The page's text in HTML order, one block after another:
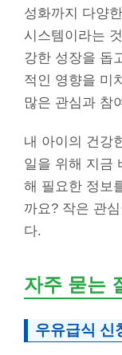
성화까지 다양
시스템이라는
강한 성장을 돕
적인 영향을 미
많은 관심과 참
내 아이의 건강
일을 위해 지금
해 필요한 정보
까요? 작은 관
다.
자주 묻는
우유급식 신